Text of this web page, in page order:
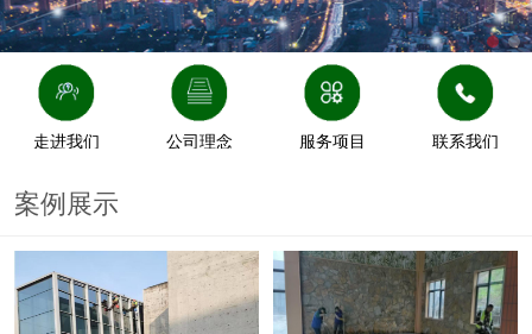
走进我们 公司理念 服务项目 联系我们
案例展示